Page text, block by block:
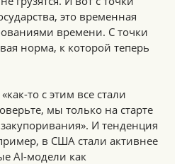
это временная
времени. С точки
норма, к которой теперь
то с этим все стали
мы только на старте
И тенденция
в США стали активнее
AI-модели как